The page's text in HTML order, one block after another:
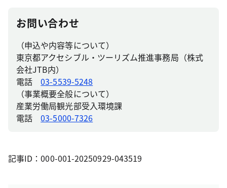
お問い合わせ
（申込や内容等について）
東京都アクセシブル・ツーリズム推進事務局（株式
会社JTB内）
電話03-5539-5248
（事業概要全般について）
産業労働局観光部受入環境課
電話03-5000-7326
記事ID：000-001-20250929-043519